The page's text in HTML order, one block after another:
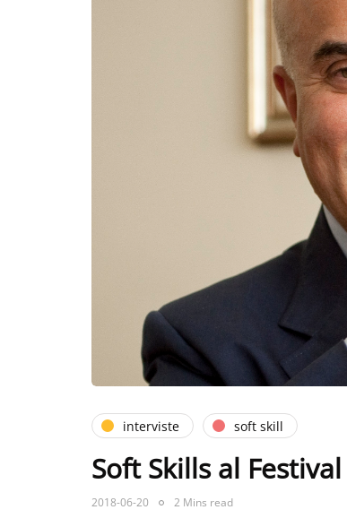
interviste soft skill
Soft Skills al
2018-06-20 2 Mins read